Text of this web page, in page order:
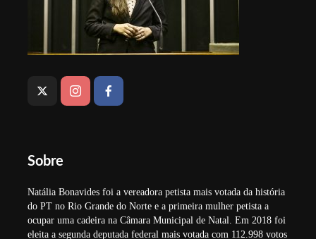
Sobre
Natália Bonavides foi a vereadora petista mais votada da história
do PT no Rio Grande do Norte e a primeira mulher petista a
ocupar uma cadeira na Câmara Municipal de Natal. Em 2018 foi
eleita a segunda deputada federal mais votada com 112.998 votos